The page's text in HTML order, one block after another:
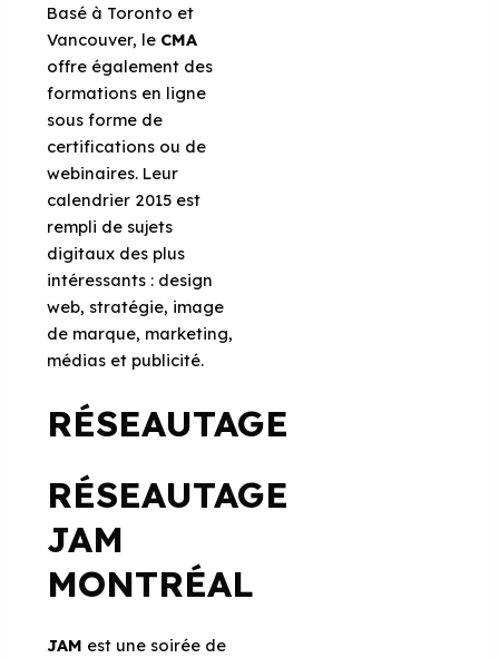
Basé à Toronto et
Vancouver, le CMA
offre également des
formations en ligne
sous forme de
certifications ou de
webinaires. Leur
calendrier 2015 est
rempli de sujets
digitaux des plus
intéressants : design
web, stratégie, image
de marque, marketing,
médias et publicité.
RÉSEAUTAGE
RÉSEAUTAGE
JAM
MONTRÉAL
JAM est une soirée de